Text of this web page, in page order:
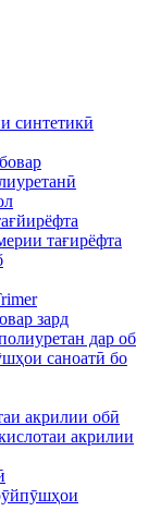
синтетикӣ
тағирёфта
зард
дар об
саноатӣ бо
акрилии обӣ
акрилии